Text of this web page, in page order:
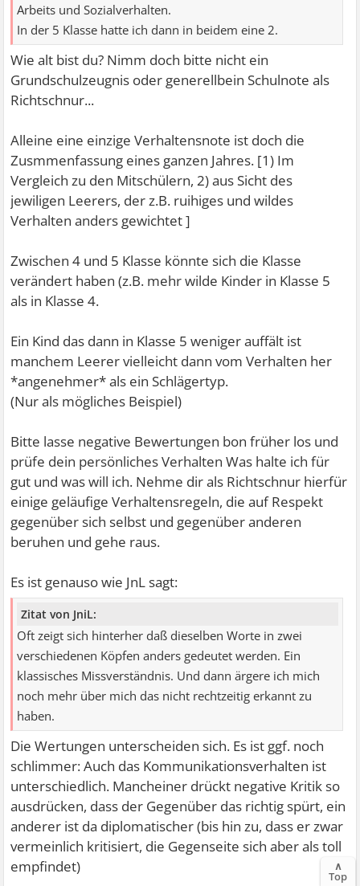
Arbeits und Sozialverhalten.
In der 5 Klasse hatte ich dann in beidem eine 2.
Wie alt bist du? Nimm doch bitte nicht ein
Grundschulzeugnis oder generellbein Schulnote als
Richtschnur...
Alleine eine einzige Verhaltensnote ist doch die
Zusmmenfassung eines ganzen Jahres. [1) Im
Vergleich zu den Mitschülern, 2) aus Sicht des
jewiligen Leerers, der z.B. ruihiges und wildes
Verhalten anders gewichtet ]
Zwischen 4 und 5 Klasse könnte sich die Klasse
verändert haben (z.B. mehr wilde Kinder in Klasse 5
als in Klasse 4.
Ein Kind das dann in Klasse 5 weniger auffält ist
manchem Leerer vielleicht dann vom Verhalten her
*angenehmer* als ein Schlägertyp.
(Nur als mögliches Beispiel)
Bitte lasse negative Bewertungen bon früher los und
prüfe dein persönliches Verhalten Was halte ich für
gut und was will ich. Nehme dir als Richtschnur hierfür
einige geläufige Verhaltensregeln, die auf Respekt
gegenüber sich selbst und gegenüber anderen
beruhen und gehe raus.
Es ist genauso wie JnL sagt:
Zitat von JniL:
Oft zeigt sich hinterher daß dieselben Worte in zwei
verschiedenen Köpfen anders gedeutet werden. Ein
klassisches Missverständnis. Und dann ärgere ich mich
noch mehr über mich das nicht rechtzeitig erkannt zu
haben.
Die Wertungen unterscheiden sich. Es ist ggf. noch
schlimmer: Auch das Kommunikationsverhalten ist
unterschiedlich. Mancheiner drückt negative Kritik so
ausdrücken, dass der Gegenüber das richtig spürt, ein
anderer ist da diplomatischer (bis hin zu, dass er zwar
vermeinlich kritisiert, die Gegenseite sich aber als toll
empfindet)
∧
Top